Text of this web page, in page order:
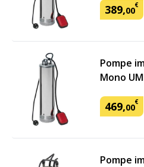
389,00€
Pompe
Mono
469,00€
Pompe